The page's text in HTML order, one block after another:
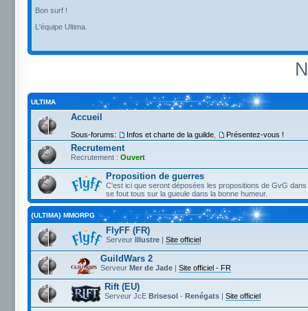
Bon surf !
L'équipe Ultima.
ULTIMA
Accueil
Sous-forums: Infos et charte de la guilde Présentez-vous !
Recrutement
Recrutement : Ouvert
Proposition de guerres
C'est ici que seront déposées les propositions de GvG dans
se fout tous sur la gueule dans la bonne humeur.
{ULTIMA} MMORPG
FlyFF (FR)
Serveur Illustre | Site officiel
GuildWars 2
Serveur Mer de Jade | Site officiel - FR
Rift (EU)
Serveur JcE Brisesol - Renégats | Site officiel